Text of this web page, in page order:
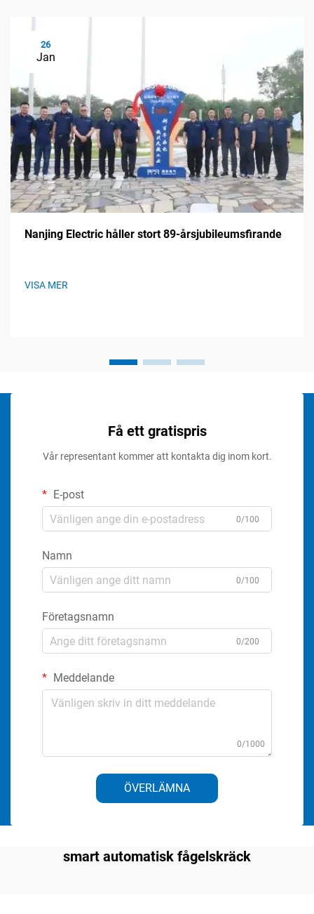
26
Jan
Nanjing Electric håller stort 89-årsjubileumsfirande
VISA MER
Få ett gratispris
Vår representant kommer att kontakta dig inom kort.
E-post
0/100
Namn
0/100
Företagsnamn
0/200
Meddelande
0/1000
ÖVERLÄMNA
smart automatisk fågelskräck